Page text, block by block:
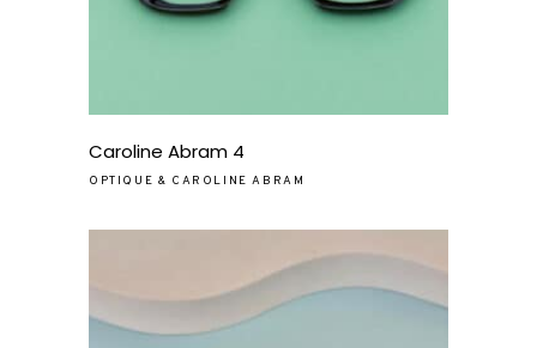
Caroline Abram 4
OPTIQUE & CAROLINE ABRAM